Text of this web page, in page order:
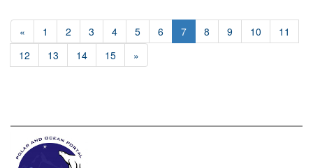
« 1 2 3 4 5 6 7 8 9 10
11
12
13 14 15 »